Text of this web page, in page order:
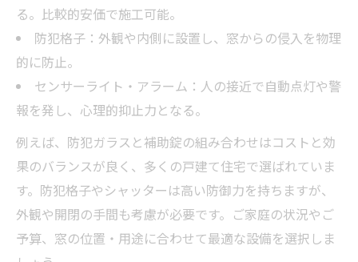
る。比較的安価で施工可能。
防犯格子：外観や内側に設置し、窓からの侵入を物理
的に防止。
センサーライト・アラーム：人の接近で自動点灯や警
報を発し、心理的抑止力となる。
例えば、防犯ガラスと補助錠の組み合わせはコストと効
果のバランスが良く、多くの戸建て住宅で選ばれていま
す。防犯格子やシャッターは高い防御力を持ちますが、
外観や開閉の手間も考慮が必要です。ご家庭の状況やご
予算、窓の位置・用途に合わせて最適な設備を選択しま